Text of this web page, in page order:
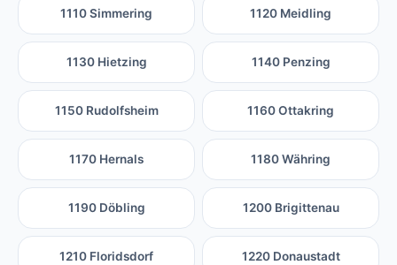
1110 Simmering 1120 Meidling
1130 Hietzing 1140 Penzing
1150 Rudolfsheim 1160 Ottakring
1170 Hernals 1180 Währing
1190 Döbling 1200 Brigittenau
1210 Floridsdorf 1220 Donaustadt